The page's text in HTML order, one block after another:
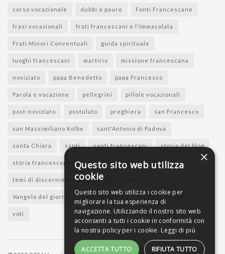
corso vocazionale dubbi e paure Fonti Francescane
frasi vocazionali frati francescani e l'Immacolata
Frati Minori Conventuali guida spirituale
luoghi francescani martirio missione francescana
noviziato papa Benedetto papa Francesco
Parola e vocazione pellegrini pillole vocazionali
post-noviziato postulato preghiera san Francesco
san Massimiliano Kolbe sant'Antonio di Padova
santa Chiara santi santi francescani storia del blog
storia francescana suore francescane
temi di discernimento testimonianza vocazionale
Vangelo del giorno vita consacrata vita di sant'Antonio
voti
×
Questo sito web utilizza
cookie
Questo sito web utilizza i cookie per
migliorare la tua esperienza di
navigazione. Utilizzando il nostro sito web
acconsenti a tutti i cookie in conformità con
la nostra policy per i cookie. Leggi di più
ACCETTA TUTTO RIFIUTA TUTTO